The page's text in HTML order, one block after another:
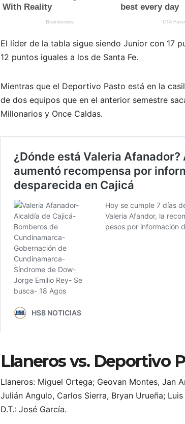
El líder de la tabla sigue siendo Junior con 17
12 puntos iguales a los de Santa Fe.
Mientras que el Deportivo Pasto está en la
de dos equipos que en el anterior semestre
Millonarios y Once Caldas.
Llaneros vs. Deportivo
Llaneros: Miguel Ortega; Geovan Montes, Jan
Julián Angulo, Carlos Sierra, Bryan Urueña;
D.T.: José García.